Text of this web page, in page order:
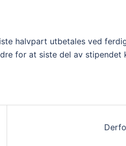
halvpart utbetales ved
for at siste del av